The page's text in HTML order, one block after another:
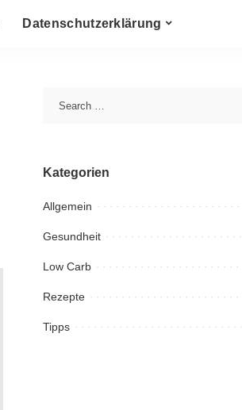
Datenschutzerklärung
Kategorien
Allgemein
Gesundheit
Low Carb
Rezepte
Tipps